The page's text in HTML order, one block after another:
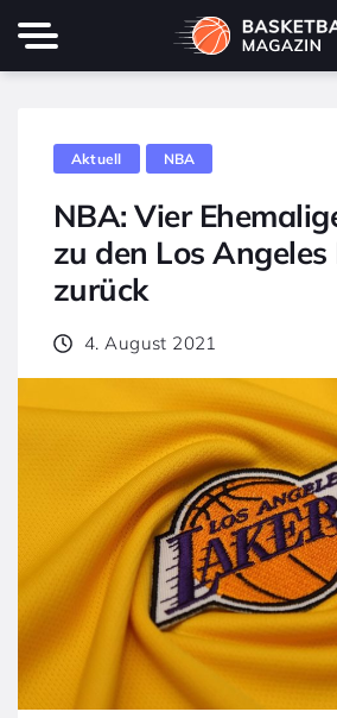
Aktuell NBA
NBA: Vier
zu den Los Angeles
zurück
4. August 2021